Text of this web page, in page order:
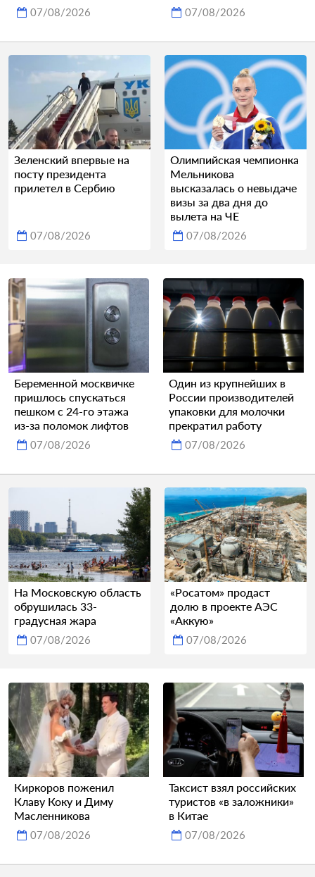
07/08/2026 07/08/2026
Зеленский впервые на
посту президента
прилетел в Сербию
07/08/2026
Олимпийская чемпионка
Мельникова
высказалась о невыдаче
визы за два дня до
вылета на ЧЕ
07/08/2026
Беременной москвичке
пришлось спускаться
пешком с 24-го этажа
из-за поломок лифтов
07/08/2026
Один из крупнейших в
России производителей
упаковки для молочки
прекратил работу
07/08/2026
На Московскую область
обрушилась 33-
градусная жара
07/08/2026
«Росатом» продаст
долю в проекте АЭС
«Аккую»
07/08/2026
Киркоров поженил
Клаву Коку и Диму
Масленникова
07/08/2026
Таксист взял российских
туристов «в заложники»
в Китае
07/08/2026